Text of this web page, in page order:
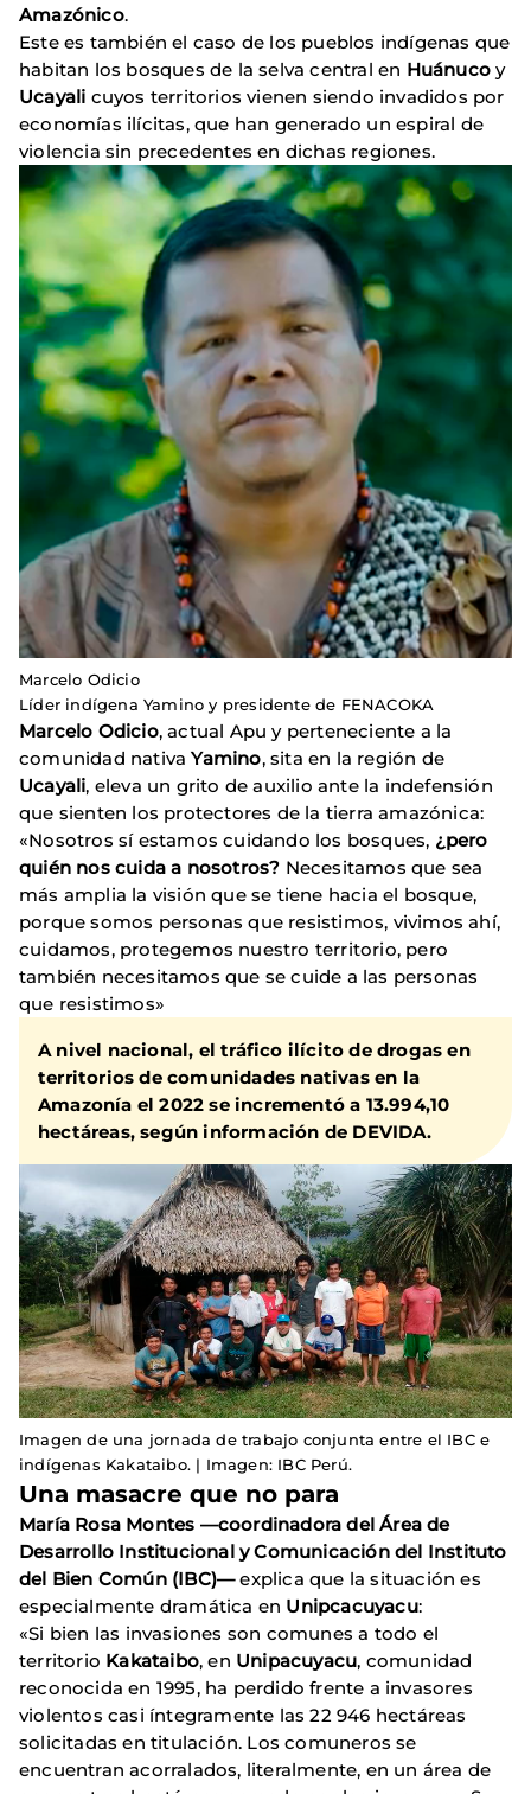
Amazónico.
Este es también el caso de los pueblos indígenas que
habitan los bosques de la selva central en Huánucoy
Ucayali cuyos territorios vienen siendo invadidos por
economías ilícitas, que han generado un espiral de
violencia sin precedentes en dichas regiones.
Marcelo Odicio
Líder indígena Yamino y presidente de FENACOKA
Marcelo Odicio, actual Apu y perteneciente a la
comunidad nativaYamino, sita en la región de
Ucayali, eleva un grito de auxilio ante la indefensión
que sienten los protectores de la tierra amazónica:
«Nosotros sí estamos cuidando los bosques, ¿pero
quién nos cuida a nosotros? Necesitamos que sea
más amplia la visión que se tiene hacia el bosque,
porque somos personas que resistimos, vivimos ahí,
cuidamos, protegemos nuestro territorio, pero
también necesitamos que se cuide a las personas
que resistimos»
A nivel nacional, el tráfico ilícito de drogas en
territorios de comunidades nativas en la
Amazonía el 2022 se incrementó a 13.994,10
hectáreas, según información de DEVIDA.
Imagen de una jornada de trabajo conjunta entre el IBC e
indígenas Kakataibo. | Imagen: IBC Perú.
Una masacre que no para
María Rosa Montes —coordinadora del Área de
Desarrollo Institucional y Comunicación del Instituto
del Bien Común (IBC)—explica que la situación es
especialmente dramática en Unipcacuyacu:
«Si bien las invasiones son comunes a todo el
territorio Kakataibo, en Unipacuyacu, comunidad
reconocida en 1995, ha perdido frente a invasores
violentos casi íntegramente las 22 946 hectáreas
solicitadas en titulación. Los comuneros se
encuentran acorralados, literalmente, en un área de